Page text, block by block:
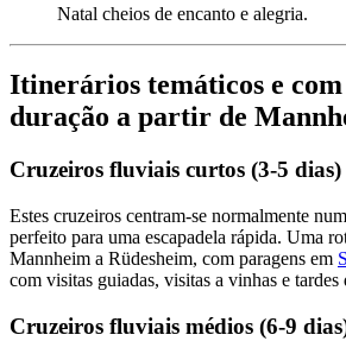
Natal cheios de encanto e alegria.
Itinerários temáticos e com
duração a partir de
Cruzeiros fluviais curtos (3-5 dias)
Estes cruzeiros centram-se normalmente
perfeito para uma escapadela rápida. Uma
Mannheim a Rüdesheim, com paragens em
com visitas guiadas, visitas a vinhas e tardes
Cruzeiros fluviais médios (6-9